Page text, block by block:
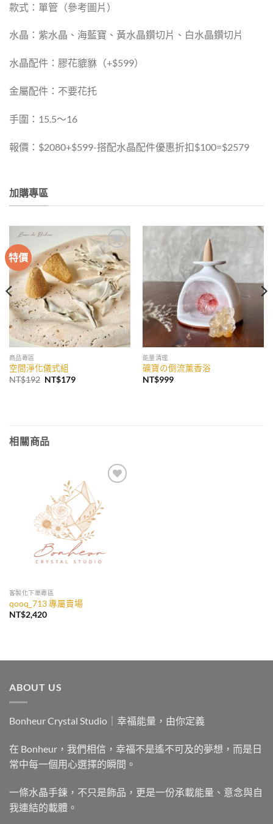
款式：單管（參考圖片）
水晶：紫水晶、海藍寶、黃水晶鑽切片、白水晶鑽切片
水晶配件：膠花貔貅（+$599）
金屬配件：不要花托
手圍：15.5～16
報價：$2080+$599-搭配水晶配件優惠折扣$100=$2579
加購專區
特價
加入
收藏
商品專區
空間淨化儀式組
NT$192 原
NT$179目
收藏
能量清理
礦寶の倒流薰香浴
NT$999
相關商品
客製化下單專區
qooq_713 專屬賣場
NT$2,420
ABOUT US
Bonheur Crystal Studio｜幸福能量，由你定義
在 Bonheur，我們相信，幸福不是遙不可及的夢想，而是日
常中每一個用心選擇的瞬間。
一條水晶手鍊，不只是飾品，更是一份承載能量、意念與自
我連結的載體。